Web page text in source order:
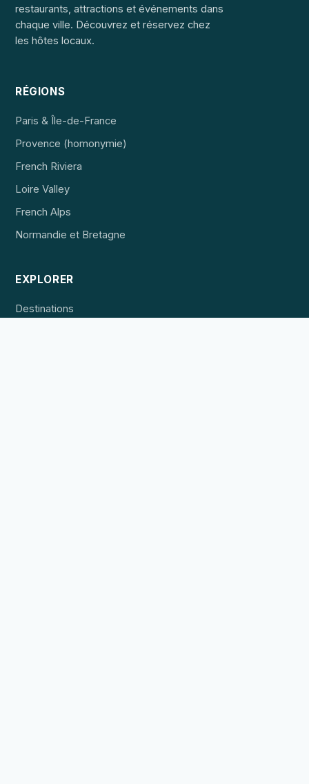
restaurants, attractions et événements dans
chaque ville. Découvrez et réservez chez
les hôtes locaux.
RÉGIONS
Paris & Île-de-France
Provence (homonymie)
French Riviera
Loire Valley
French Alps
Normandie et Bretagne
EXPLORER
Destinations